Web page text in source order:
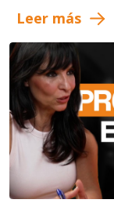
Leer más